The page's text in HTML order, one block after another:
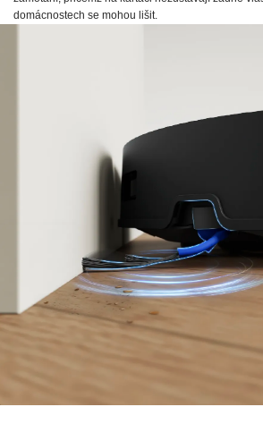
domácnostech se mohou lišit.